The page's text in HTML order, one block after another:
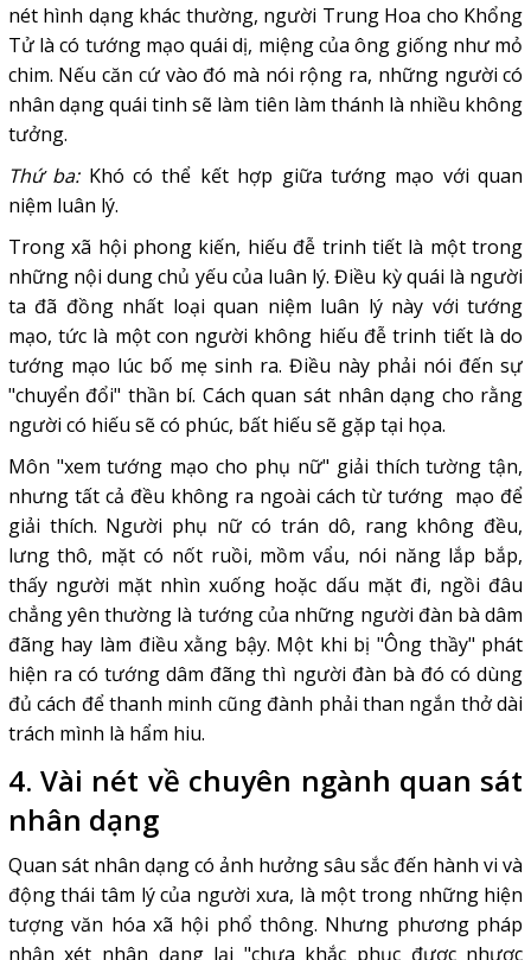
nét hình dạng khác thường, người Trung Hoa cho Khổng
Tử là có tướng mạo quái dị, miệng của ông giống như mỏ
chim. Nếu căn cứ vào đó mà nói rộng ra, những người có
nhân dạng quái tinh sẽ làm tiên làm thánh là nhiều không
tưởng.
Thứ ba:Khó có thể kết hợp giữa tướng mạo với quan
niệm luân lý.
Trong xã hội phong kiến, hiếu đễ trinh tiết là một trong
những nội dung chủ yếu của luân lý. Điều kỳ quái là người
ta đã đồng nhất loại quan niệm luân lý này với tướng
mạo, tức là một con người không hiếu đễ trinh tiết là do
tướng mạo lúc bố mẹ sinh ra. Điều này phải nói đến sự
"chuyển đổi" thần bí. Cách quan sát nhân dạng cho rằng
người có hiếu sẽ có phúc, bất hiếu sẽ gặp tại họa.
Môn "xem tướng mạo cho phụ nữ" giải thích tường tận,
nhưng tất cả đều không ra ngoài cách từ tướng mạo để
giải thích. Người phụ nữ có trán dô, rang không đều,
lưng thô, mặt có nốt ruồi, mồm vẩu, nói năng lắp bắp,
thấy người mặt nhìn xuống hoặc dấu mặt đi, ngồi đâu
chẳng yên thường là tướng của những người đàn bà dâm
đãng hay làm điều xằng bậy. Một khi bị "Ông thầy" phát
hiện ra có tướng dâm đãng thì người đàn bà đó có dùng
đủ cách để thanh minh cũng đành phải than ngắn thở dài
trách mình là hẩm hiu.
4. Vài nét về chuyên ngành quan sát
nhân dạng
Quan sát nhân dạng có ảnh hưởng sâu sắc đến hành vi và
động thái tâm lý của người xưa, là một trong những hiện
tượng văn hóa xã hội phổ thông. Nhưng phương pháp
nhận xét nhân dạng lại "chưa khắc phục được nhược